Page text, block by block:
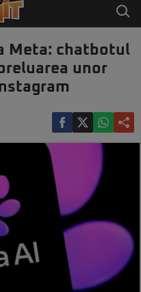
Meta: chatbotul
unor